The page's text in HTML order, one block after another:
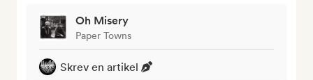
Oh Misery
Paper Towns
Skrev en artikel